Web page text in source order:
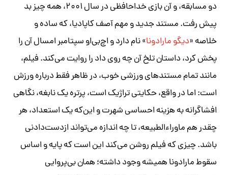
دو مسابقه، و آن بازی خداحافظی در سال ۲۰۰۱، همه چیز بد
پیش رفت. مستند جدید و مهم آصف کاپادیا، که ساده و
خلاصه «دیگو مارادونا» نام دارد و اچ‌بی‌او سپتامبر امسال آن را
پخش کرد، داستان تلخ آن چه روی داد را روایت می‌کند. فیلم،
مانند تمام مستندهای ورزشی خوب، در ظاهر فقط درباره ورزش
است: اما در واقع، حکایتی تراژیک است، پرتره یک نابغه، نگاهی
افشاگرانه به هزینه احساسی شهرت و این‌که یک استعداد، هر
چقدر هم ماوراءالطبیعه، تا چه اندازه می‌تواند ازدست‌دادنی
باشد. چیزی که فیلم روشن می‌کند این است که پایه و اساس
سقوط مارادونا همیشه وجود داشته؛ همان بی‌پروایی